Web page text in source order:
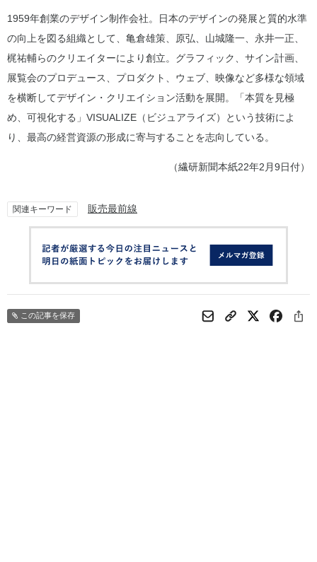
1959年創業のデザイン制作会社。日本のデザインの発展と質的水準
の向上を図る組織として、亀倉雄策、原弘、山城隆一、永井一正、
梶祐輔らのクリエイターにより創立。グラフィック、サイン計画、
展覧会のプロデュース、プロダクト、ウェブ、映像など多様な領域
を横断してデザイン・クリエイション活動を展開。「本質を見極
め、可視化する」VISUALIZE（ビジュアライズ）という技術によ
り、最高の経営資源の形成に寄与することを志向している。
（繊研新聞本紙22年2月9日付）
関連キーワード 販売最前線
この記事を保存